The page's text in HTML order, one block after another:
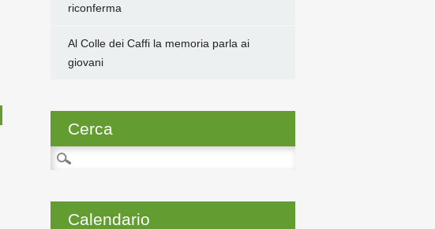
riconferma
Al Colle dei Caffi la memoria parla ai
giovani
Cerca
Ricerca
per:
Calendario